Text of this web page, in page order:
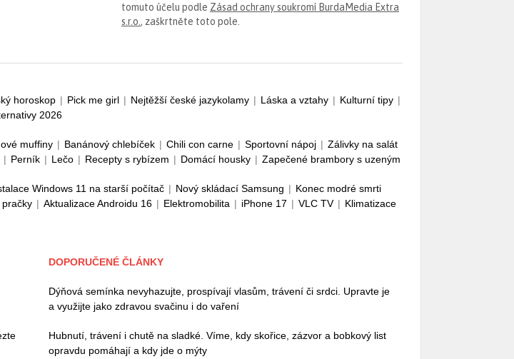
tomuto účelu podle Zásad ochrany soukromí BurdaMedia Extra
s.r.o. , zaškrtněte toto pole.
horoskop | Pick me girl | Nejtěžší české jazykolamy | Láska a vztahy | Kulturní tipy |
2026
muffiny | Banánový chlebíček | Chili con carne | Sportovní nápoj | Zálivky na salát
| Perník | Lečo | Recepty s rybízem | Domácí housky | Zapečené brambory s uzeným
Windows 11 na starší počítač | Nový skládací Samsung | Konec modré smrti
| Aktualizace Androidu 16 | Elektromobilita | iPhone 17 | VLC TV | Klimatizace
DOPORUČENÉ ČLÁNKY
Dýňová semínka nevyhazujte, prospívají vlasům, trávení či srdci. Upravte je
a využijte jako zdravou svačinu i do vaření
Hubnutí, trávení i chutě na sladké. Víme, kdy skořice, zázvor a bobkový list
opravdu pomáhají a kdy jde o mýty